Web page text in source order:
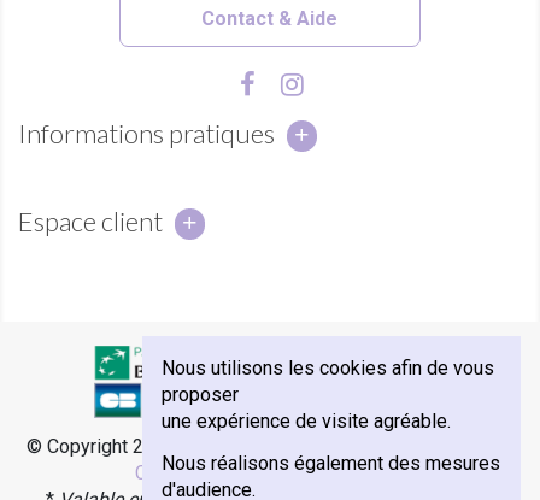
Contact & Aide
Informations pratiques
Espace client
© Copyright 2018 - Abbaye Notre-Dame de Sénanque -
Commerce par Agence Velcome
Nous utilisons les cookies afin de vous
proposer
une expérience de visite agréable.
Nous réalisons également des mesures
d'audience.